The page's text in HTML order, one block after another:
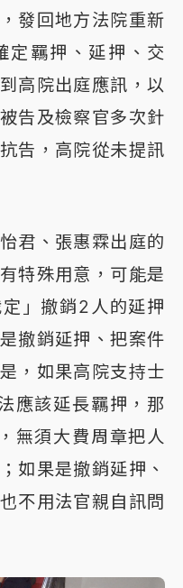
發回地方法院重新
定羈押、延押、交
高院出庭應訊，以
告及檢察官多次針
告，高院從未提訊
君、張惠霖出庭的
特殊用意，可能是
」撤銷2人的延押
撤銷延押、把案件
，如果高院支持士
應該延長羈押，那
無須大費周章把人
如果是撤銷延押、
不用法官親自訊問